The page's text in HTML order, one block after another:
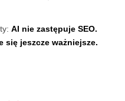
AI nie zastępuje SEO.
się jeszcze ważniejsze.